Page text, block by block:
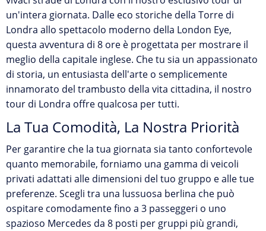
un'intera giornata. Dalle eco storiche della Torre di
Londra allo spettacolo moderno della London Eye,
questa avventura di 8 ore è progettata per mostrare il
meglio della capitale inglese. Che tu sia un appassionato
di storia, un entusiasta dell'arte o semplicemente
innamorato del trambusto della vita cittadina, il nostro
tour di Londra offre qualcosa per tutti.
La Tua Comodità, La Nostra Priorità
Per garantire che la tua giornata sia tanto confortevole
quanto memorabile, forniamo una gamma di veicoli
privati adattati alle dimensioni del tuo gruppo e alle tue
preferenze. Scegli tra una lussuosa berlina che può
ospitare comodamente fino a 3 passeggeri o uno
spazioso Mercedes da 8 posti per gruppi più grandi,